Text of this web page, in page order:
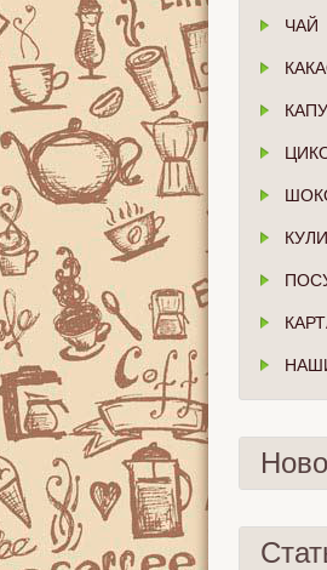
ЧАЙ